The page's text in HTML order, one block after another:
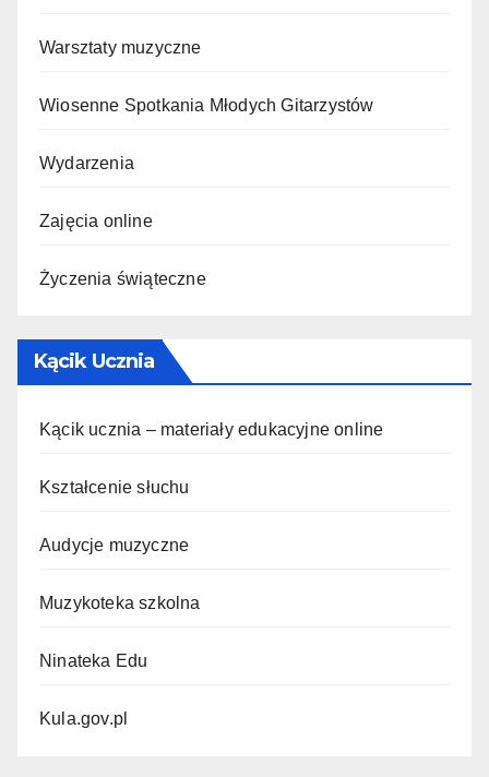
Warsztaty muzyczne
Wiosenne Spotkania Młodych Gitarzystów
Wydarzenia
Zajęcia online
Życzenia świąteczne
Kącik Ucznia
Kącik ucznia – materiały edukacyjne online
Kształcenie słuchu
Audycje muzyczne
Muzykoteka szkolna
Ninateka Edu
Kula.gov.pl